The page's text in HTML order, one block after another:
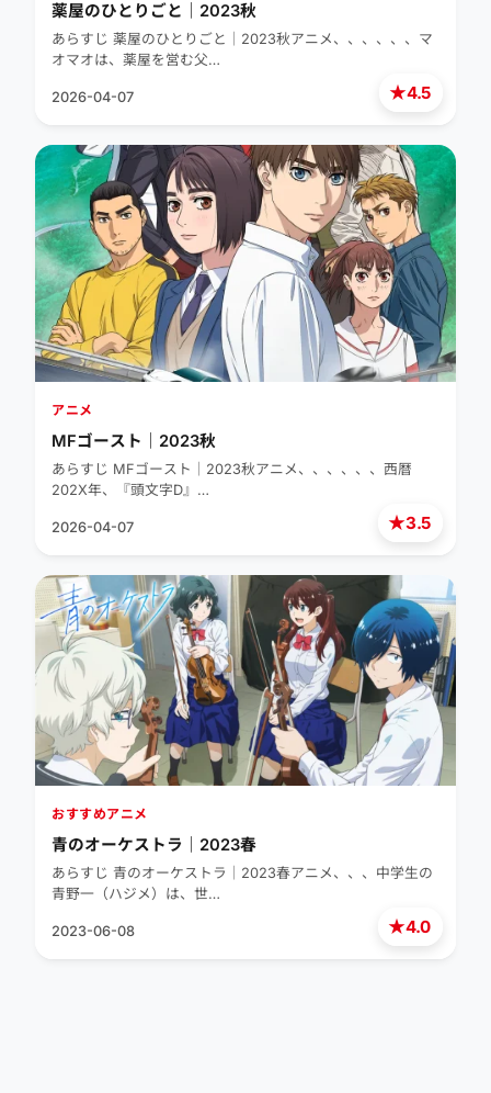
★4.5
薬屋のひとりごと｜2023秋
あらすじ 薬屋のひとりごと｜2023秋アニメ、、、、、、マ
オマオは、薬屋を営む父…
2026-04-07
★3.5
アニメ
MFゴースト｜2023秋
あらすじ MFゴースト｜2023秋アニメ、、、、、、西暦
202X年、『頭文字D』…
2026-04-07
★4.0
おすすめアニメ
青のオーケストラ｜2023春
あらすじ 青のオーケストラ｜2023春アニメ、、、中学生の
青野一（ハジメ）は、世…
2023-06-08